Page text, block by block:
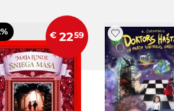
€ 2259